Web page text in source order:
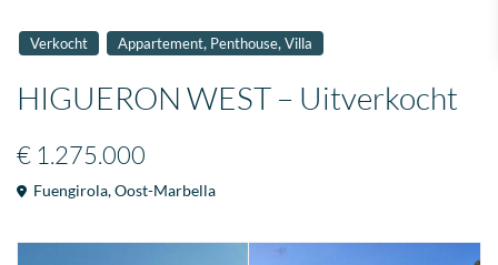
Verkocht Appartement, Penthouse,Villa
HIGUERON WEST – Uitverkocht
€ 1.275.000
Fuengirola,Oost-Marbella